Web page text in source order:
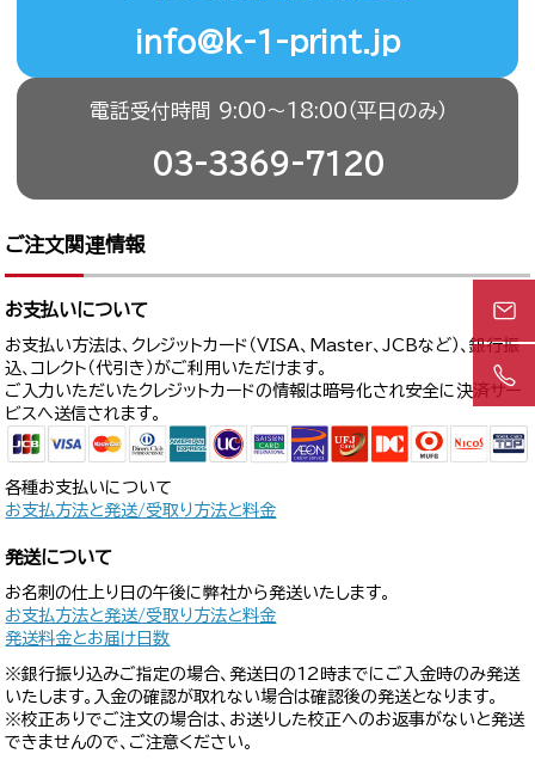
info@k-1-print.jp
電話受付時間 9:00〜18:00（平日のみ）
03-3369-7120
ご注文関連情報
お支払いについて
お支払い方法は、クレジットカード（VISA、Master、JCBなど）、銀行振
込、コレクト（代引き）がご利用いただけます。
ご入力いただいたクレジットカードの情報は暗号化され安全に決済サー
ビスへ送信されます。
各種お支払いについて
お支払方法と発送/受取り方法と料金
発送について
お名刺の仕上り日の午後に弊社から発送いたします。
お支払方法と発送/受取り方法と料金
発送料金とお届け日数
※銀行振り込みご指定の場合、発送日の12時までにご入金時のみ発送
いたします。入金の確認が取れない場合は確認後の発送となります。
※校正ありでご注文の場合は、お送りした校正へのお返事がないと発送
できませんので、ご注意ください。